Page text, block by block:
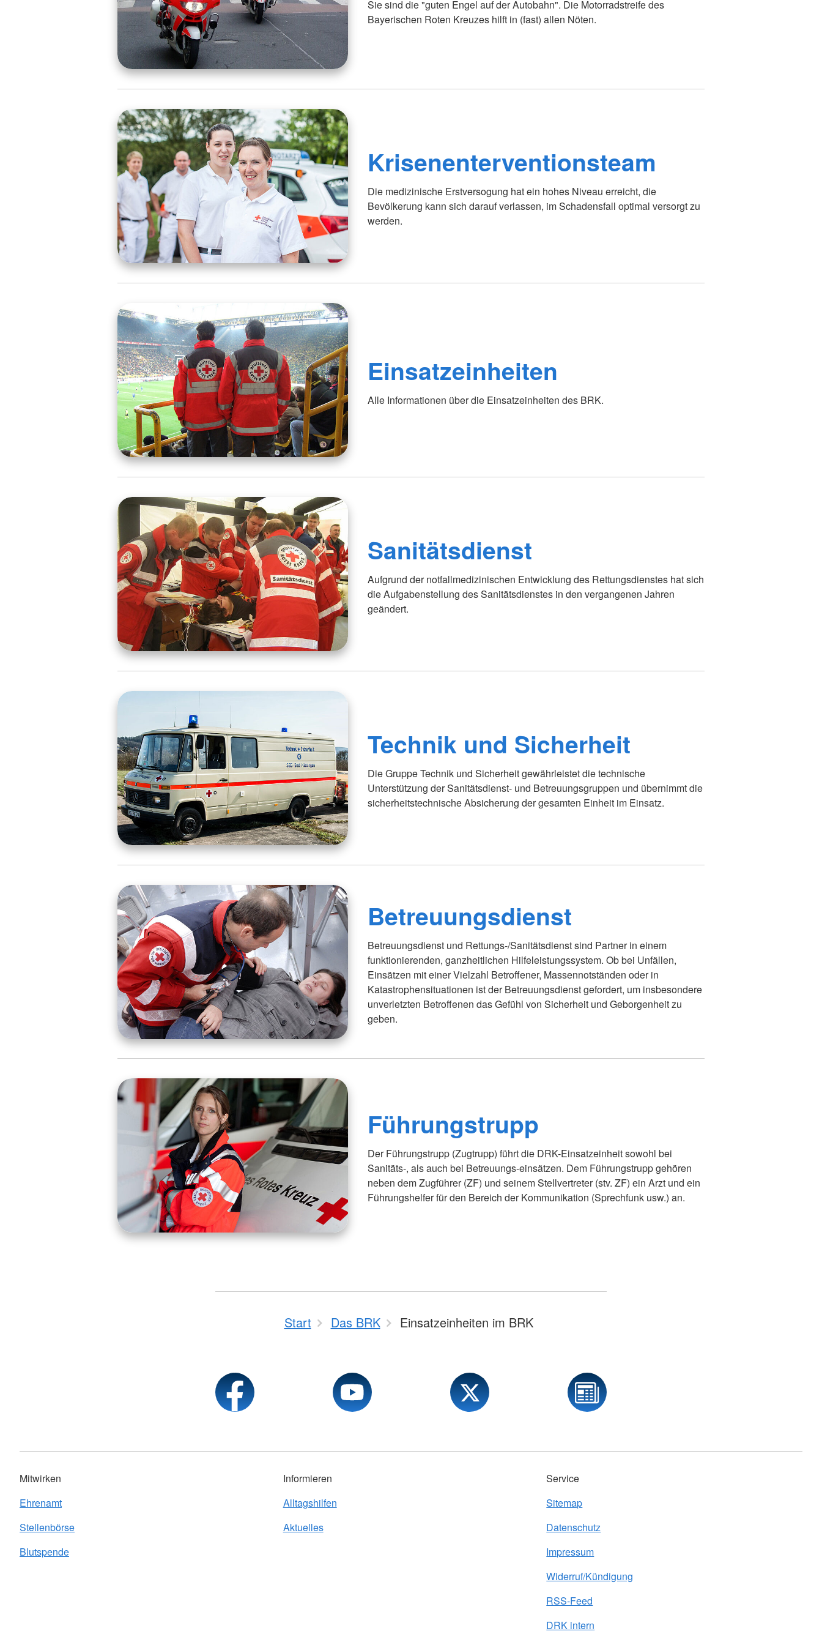
Sie sind die "guten Engel auf der Autobahn". Die Motorradstreife des
Bayerischen Roten Kreuzes hilft in (fast) allen Nöten.
Krisenenterventionsteam
Die medizinische Erstversogung hat ein hohes Niveau erreicht, die
Bevölkerung kann sich darauf verlassen, im Schadensfall optimal versorgt zu
werden.
Einsatzeinheiten
Alle Informationen über die Einsatzeinheiten des BRK.
Sanitätsdienst
Aufgrund der notfallmedizinischen Entwicklung des Rettungsdienstes hat sich
die Aufgabenstellung des Sanitätsdienstes in den vergangenen Jahren
geändert.
Technik und Sicherheit
Die Gruppe Technik und Sicherheit gewährleistet die technische
Unterstützung der Sanitätsdienst- und Betreuungsgruppen und übernimmt die
sicherheitstechnische Absicherung der gesamten Einheit im Einsatz.
Betreuungsdienst
Betreuungsdienst und Rettungs-/Sanitätsdienst sind Partner in einem
funktionierenden, ganzheitlichen Hilfeleistungssystem. Ob bei Unfällen,
Einsätzen mit einer Vielzahl Betroffener, Massennotständen oder in
Katastrophensituationen ist der Betreuungsdienst gefordert, um insbesondere
unverletzten Betroffenen das Gefühl von Sicherheit und Geborgenheit zu
geben.
Führungstrupp
Der Führungstrupp (Zugtrupp) führt die DRK-Einsatzeinheit sowohl bei
Sanitäts-, als auch bei Betreuungs-einsätzen. Dem Führungstrupp gehören
neben dem Zugführer (ZF) und seinem Stellvertreter (stv. ZF) ein Arzt und ein
Führungshelfer für den Bereich der Kommunikation (Sprechfunk usw.) an.
Start Das BRK Einsatzeinheiten im BRK
Mitwirken
Ehrenamt
Stellenbörse
Blutspende
Informieren
Alltagshilfen
Aktuelles
Service
Sitemap
Datenschutz
Impressum
Widerruf/Kündigung
RSS-Feed
DRK intern